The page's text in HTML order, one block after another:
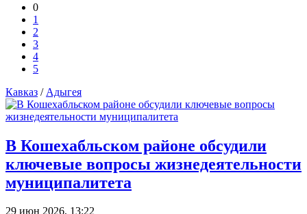
0
1
2
3
4
5
Кавказ / Адыгея
В Кошехабльском районе обсудили
ключевые вопросы жизнедеятельности
муниципалитета
29 июн 2026, 13:22